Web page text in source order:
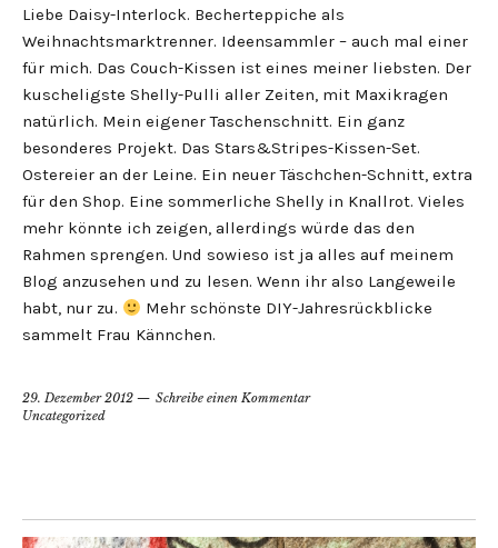
Liebe Daisy-Interlock. Becherteppiche als
Weihnachtsmarktrenner. Ideensammler – auch mal einer
für mich. Das Couch-Kissen ist eines meiner liebsten. Der
kuscheligste Shelly-Pulli aller Zeiten, mit Maxikragen
natürlich. Mein eigener Taschenschnitt. Ein ganz
besonderes Projekt. Das Stars&Stripes-Kissen-Set.
Ostereier an der Leine. Ein neuer Täschchen-Schnitt, extra
für den Shop. Eine sommerliche Shelly in Knallrot. Vieles
mehr könnte ich zeigen, allerdings würde das den
Rahmen sprengen. Und sowieso ist ja alles auf meinem
Blog anzusehen und zu lesen. Wenn ihr also Langeweile
habt, nur zu.
Mehr schönste DIY-Jahresrückblicke
sammelt Frau Kännchen.
29. Dezember 2012
Schreibe einen Kommentar
Uncategorized